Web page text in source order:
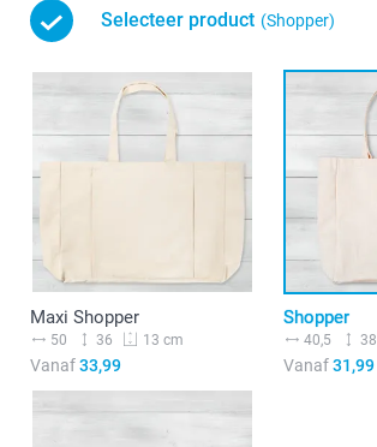
Selecteer product (Shopper)
Maxi Shopper
50 36 13 cm
Vanaf33,99
Shopper
40,5 38
Vanaf31,99